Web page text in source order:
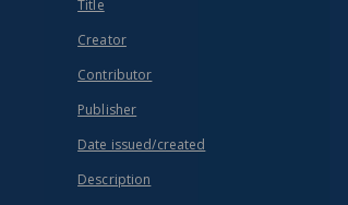
Title
Creator
Contributor
Publisher
Date issued/created
Description